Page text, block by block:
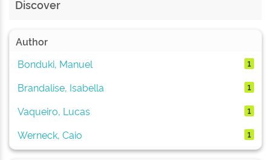
Discover
Author
Bonduki, Manuel
1
Brandalise, Isabella 1
Vaqueiro, Lucas 1
Werneck, Caio 1